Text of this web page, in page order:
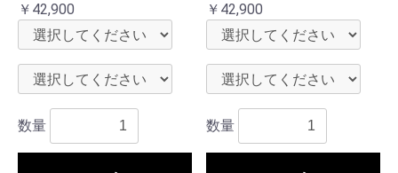
￥42,900
数量
￥42,900
数量